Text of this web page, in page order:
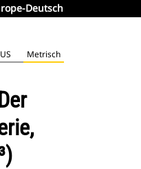
Deutsch
US Metrisch